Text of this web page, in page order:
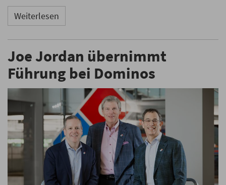
Weiterlesen
Joe Jordan übernimmt
Führung bei Dominos